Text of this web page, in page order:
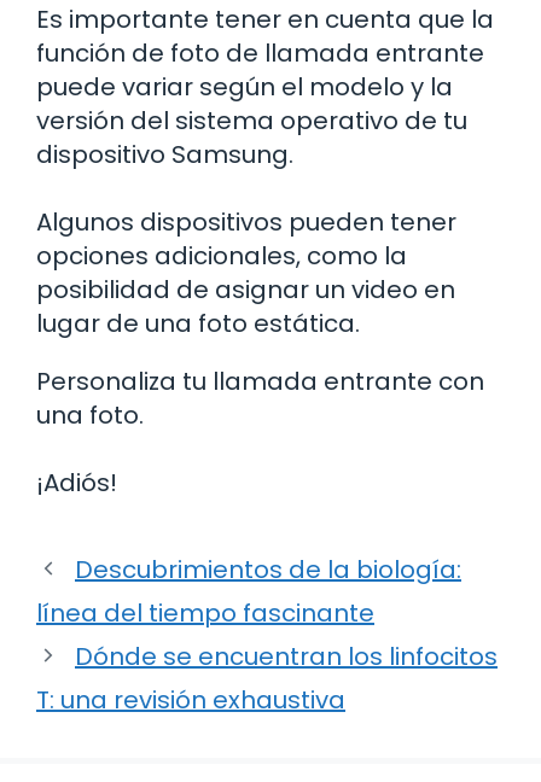
Es importante tener en cuenta que la
función de foto de llamada entrante
puede variar según el modelo y la
versión del sistema operativo de tu
dispositivo Samsung.
Algunos dispositivos pueden tener
opciones adicionales, como la
posibilidad de asignar un video en
lugar de una foto estática.
Personaliza tu llamada entrante con
una foto.
¡Adiós!
Descubrimientos de la biología:
línea del tiempo fascinante
Dónde se encuentran los linfocitos
T: una revisión exhaustiva